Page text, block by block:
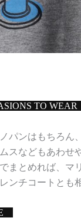
TO
パンはもちろん、
スなどもあわせ
まとめれば、マ
ンチコートとも